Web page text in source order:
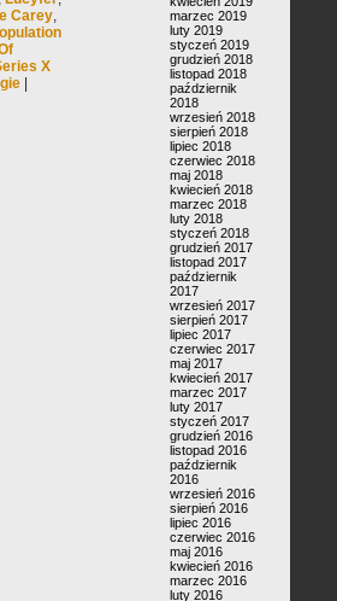
Carey,
X
marzec 2019
luty 2019
styczeń 2019
grudzień 2018
listopad 2018
październik
2018
wrzesień 2018
sierpień 2018
lipiec 2018
czerwiec 2018
maj 2018
kwiecień 2018
marzec 2018
luty 2018
styczeń 2018
grudzień 2017
listopad 2017
październik
2017
wrzesień 2017
sierpień 2017
lipiec 2017
czerwiec 2017
maj 2017
kwiecień 2017
marzec 2017
luty 2017
styczeń 2017
grudzień 2016
listopad 2016
październik
2016
wrzesień 2016
sierpień 2016
lipiec 2016
czerwiec 2016
maj 2016
kwiecień 2016
marzec 2016
luty 2016